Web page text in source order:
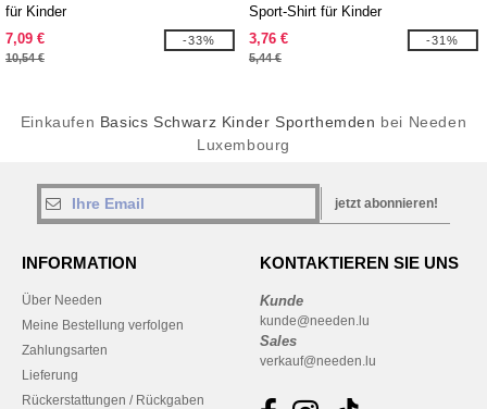
für Kinder
7,09 €
10,54 €
-33%
Sport-Shirt für Kinder
3,76 €
5,44 €
-31%
Einkaufen Basics Schwarz Kinder Sporthemden bei Needen
Luxembourg
jetzt abonnieren!
INFORMATION
Über Needen
Meine Bestellung verfolgen
Zahlungsarten
Lieferung
Rückerstattungen / Rückgaben
KONTAKTIEREN SIE UNS
Kunde
kunde@needen.lu
Sales
verkauf@needen.lu